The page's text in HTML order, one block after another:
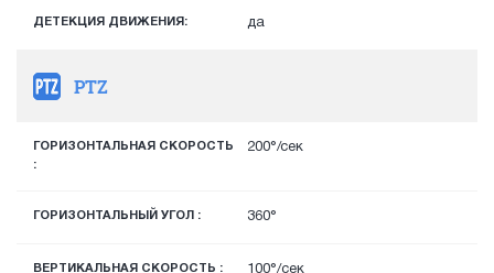
ДЕТЕКЦИЯ ДВИЖЕНИЯ: да
PTZ
ГОРИЗОНТАЛЬНАЯ СКОРОСТЬ
:
200°/сек
ГОРИЗОНТАЛЬНЫЙ УГОЛ : 360°
ВЕРТИКАЛЬНАЯ СКОРОСТЬ : 100°/cек